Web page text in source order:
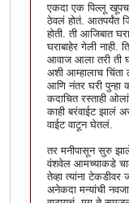
एकदा एक पिल्लू खूपच
ठेवलं होतं. आतपर्यंत
होती. ती आजिबात
घराबाहेर गेली नाही.
आवाज आला तरी ती
अशी आम्हालाच चिंता
आणि नंतर घरी पुन्हा
कदाचित रस्ताही
काही बरंवाईट
वाईट वाटून घेतलं.
तर मनीपासून सुरु
वंशवेल आमच्याकडे
तेव्हा त्यांना
अनेकदा मन्यांची